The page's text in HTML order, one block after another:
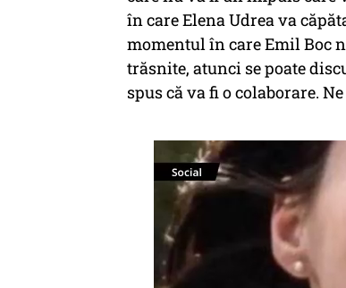
în care Elena Udrea va
momentul în care Emil Boc
trăsnite, atunci se poate
spus că va fi o colaborare.